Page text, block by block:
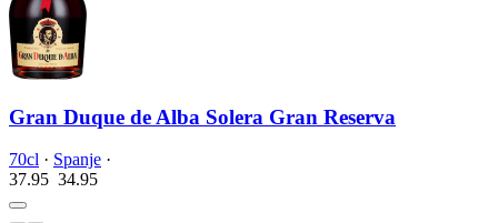
Gran Duque de Alba Solera Gran Reserva
70cl · Spanje ·
37.95 34.95